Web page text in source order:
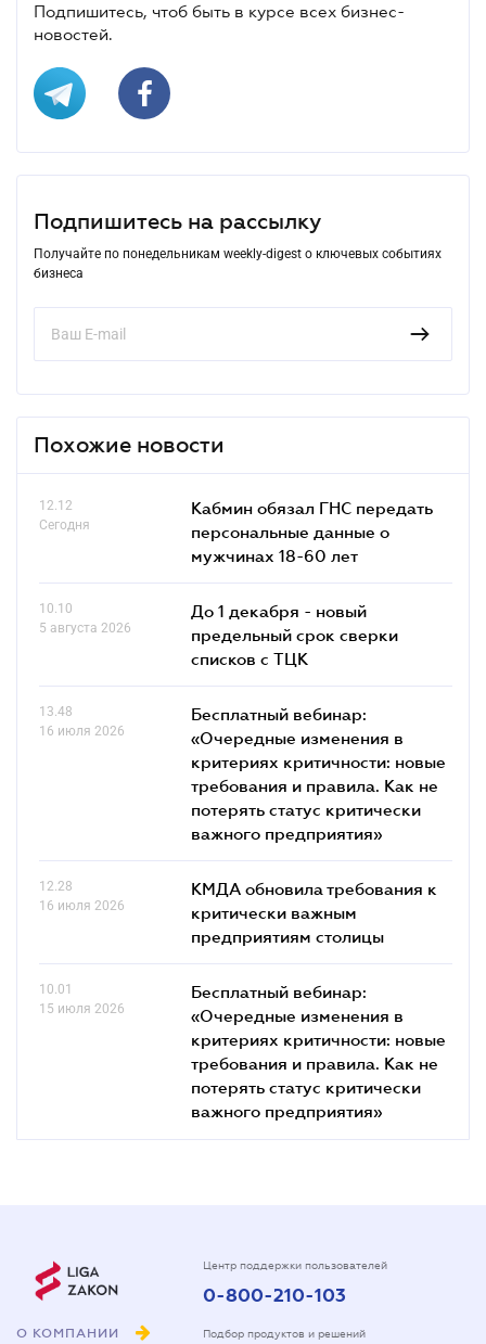
Подпишитесь, чтоб быть в курсе всех бизнес-
новостей.
Подпишитесь на рассылку
Получайте по понедельникам weekly-digest о ключевых событиях
бизнеса
Похожие новости
12.12
Сегодня
Кабмин обязал ГНС передать
персональные данные о
мужчинах 18-60 лет
10.10
5 августа 2026
До 1 декабря - новый
предельный срок сверки
списков c ТЦК
13.48
16 июля 2026
Бесплатный вебинар:
«Очередные изменения в
критериях критичности: новые
требования и правила. Как не
потерять статус критически
важного предприятия»
12.28
16 июля 2026
КМДА обновила требования к
критически важным
предприятиям столицы
10.01
15 июля 2026
Бесплатный вебинар:
«Очередные изменения в
критериях критичности: новые
требования и правила. Как не
потерять статус критически
важного предприятия»
О КОМПАНИИ
Центр поддержки пользователей
0-800-210-103
Подбор продуктов и решений